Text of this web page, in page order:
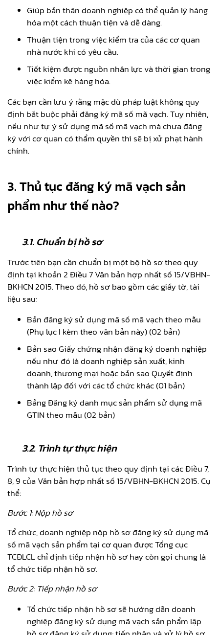
Giúp bản thân doanh nghiệp có thể quản lý hàng
hóa một cách thuận tiện và dễ dàng.
Thuận tiện trong việc kiểm tra của các cơ quan
nhà nước khi có yêu cầu.
Tiết kiệm được nguồn nhân lực và thời gian trong
việc kiểm kê hàng hóa.
Các bạn cần lưu ý rằng mặc dù pháp luật không quy
định bắt buộc phải đăng ký mã số mã vạch. Tuy nhiên,
nếu như tự ý sử dụng mã số mã vạch mà chưa đăng
ký với cơ quan có thẩm quyền thì sẽ bị xử phạt hành
chính.
3.Thủ tục đăng ký mã vạch sản
phẩm như thế nào?
3.1. Chuẩn bị hồ sơ
Trước tiên bạn cần chuẩn bị một bộ hồ sơ theo quy
định tại khoản 2 Điều 7 Văn bản hợp nhất số 15/VBHN-
BKHCN 2015. Theo đó, hồ sơ bao gồm các giấy tờ, tài
liệu sau:
Bản đăng ký sử dụng mã số mã vạch theo mẫu
(Phụ lục I kèm theo văn bản này) (02 bản)
Bản sao Giấy chứng nhận đăng ký doanh nghiệp
nếu như đó là doanh nghiệp sản xuất, kinh
doanh, thương mại hoặc bản sao Quyết định
thành lập đối với các tổ chức khác (01 bản)
Bảng Đăng ký danh mục sản phẩm sử dụng mã
GTIN theo mẫu (02 bản)
3.2. Trình tự thực hiện
Trình tự thực hiện thủ tục theo quy định tại các Điều 7,
8, 9 của Văn bản hợp nhất số 15/VBHN-BKHCN 2015. Cụ
thể:
Bước 1: Nộp hồ sơ
Tổ chức, doanh nghiệp nộp hồ sơ đăng ký sử dụng mã
số mã vạch sản phẩm tại cơ quan được Tổng cục
TCĐLCL chỉ định tiếp nhận hồ sơ hay còn gọi chung là
tổ chức tiếp nhận hồ sơ.
Bước 2: Tiếp nhận hồ sơ
Tổ chức tiếp nhận hồ sơ sẽ hướng dẫn doanh
nghiệp đăng ký sử dụng mã vạch sản phẩm lập